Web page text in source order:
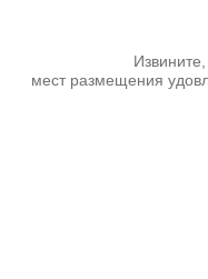
мест размещения